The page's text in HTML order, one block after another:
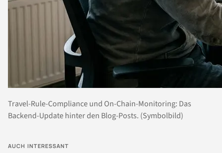
Travel-Rule-Compliance und On-Chain-Monitoring: Das
Backend-Update hinter den Blog-Posts. (Symbolbild)
AUCH INTERESSANT